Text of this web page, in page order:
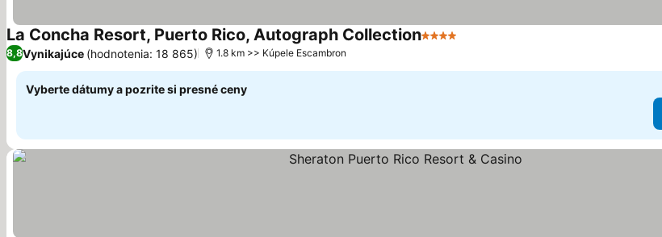
La Concha Resort, Puerto Rico, Autograph Collection4 Počet hviezdičiek
8,8Vynikajúce (hodnotenia: 18 865) 1.8 km >> Kúpele Escambron
Vyberte dátumy a pozrite si presné ceny